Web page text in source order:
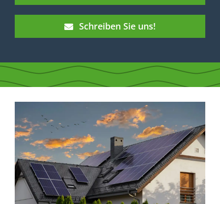
Schreiben Sie uns!